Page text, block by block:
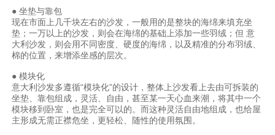
● 坐垫与靠包
现在市面上几千块左右的沙发，一般用的是整块的海绵来填充坐
垫；一万以上的沙发，则会在海绵的基础上添加一些羽绒；但 意
大利沙发，则会用不同密度、硬度的海绵，以及精准的分布羽绒、
棉的位置，来增添坐感的层次。
● 模块化
意大利沙发多遵循“模块化”的设计，整体上沙发看上去由可拆装的
坐垫、靠包组成，灵活、自由，甚至某一天心血来潮，将其中一个
模块移到卧室，也是完全可以的。而这种灵活自由地组成，也给屋
主形成无需正襟危坐，更轻松、随性的使用氛围。